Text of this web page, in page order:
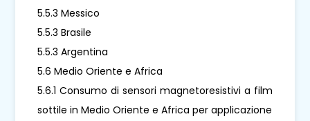
5.5.3 Messico
5.5.3 Brasile
5.5.3 Argentina
5.6 Medio Oriente e Africa
5.6.1 Consumo di sensori magnetoresistivi a film
sottile in Medio Oriente e Africa per applicazione